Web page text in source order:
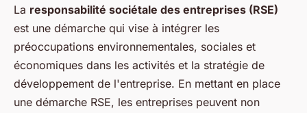
La responsabilité sociétale des entreprises (RSE)
est une démarche qui vise à intégrer les
préoccupations environnementales, sociales et
économiques dans les activités et la stratégie de
développement de l'entreprise. En mettant en place
une démarche RSE, les entreprises peuvent non